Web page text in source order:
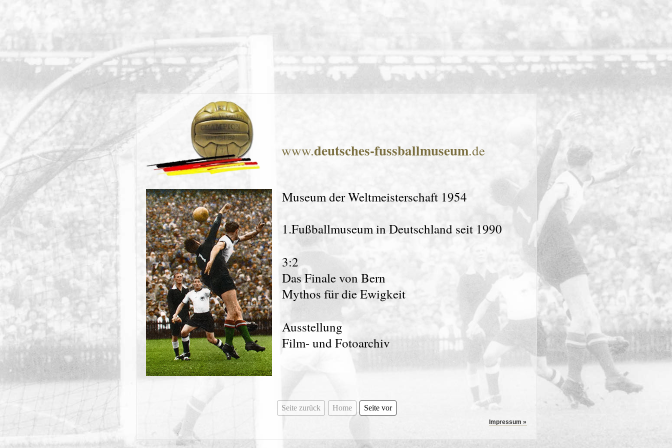
www.deutsches-fussballmuseum.de
Museum der Weltmeisterschaft 1954
1.Fußballmuseum in Deutschland seit 1990
3:2
Das Finale von Bern
Mythos für die Ewigkeit
Ausstellung
Film- und Fotoarchiv
Seite zurück Home Seite vor
Impressum »